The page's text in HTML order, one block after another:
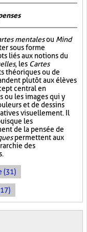
mentalesou Mind
sous forme
liés aux notions du
, les Cartes
théoriques ou de
plutôt aux élèves
central en
ou les images qui y
et de dessins
visuellement. Il
les
de la pensée de
permettent aux
des
(31)